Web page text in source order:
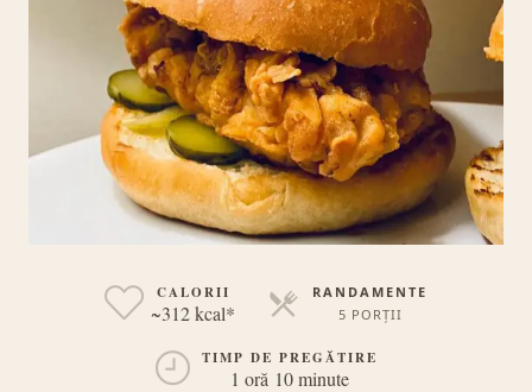
CALORII
~312 kcal*
RANDAMENTE
5 PORȚII
TIMP DE PREGĂTIRE
1 oră 10 minute